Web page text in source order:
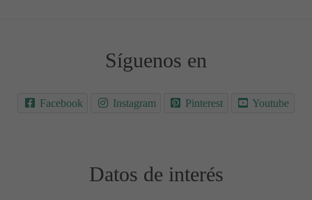
Síguenos en
Facebook Instagram Pinterest Youtube
Datos de interés